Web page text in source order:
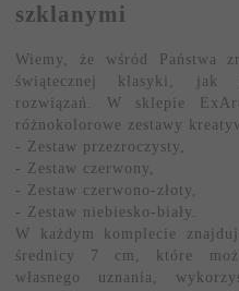
szklanymi
Wiemy, że wśród Państwa
świątecznej klasyki, jak i
rozwiązań. W sklepie
różnokolorowe zestawy
- Zestaw przezroczysty,
- Zestaw czerwony,
- Zestaw czerwono-złoty,
- Zestaw niebiesko-biały.
W każdym komplecie
średnicy 7 cm, które
własnego uznania,